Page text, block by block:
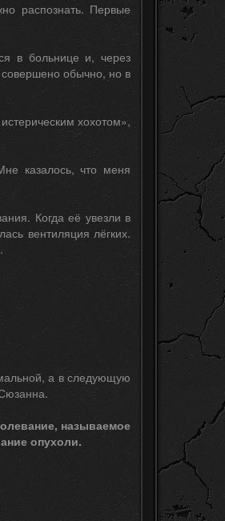
распознать. Первые
в больнице и, через
обычно, но в
хохотом»,
казалось, что меня
Когда её увезли в
вентиляция лёгких.
а в следующую
называемое
опухоли.